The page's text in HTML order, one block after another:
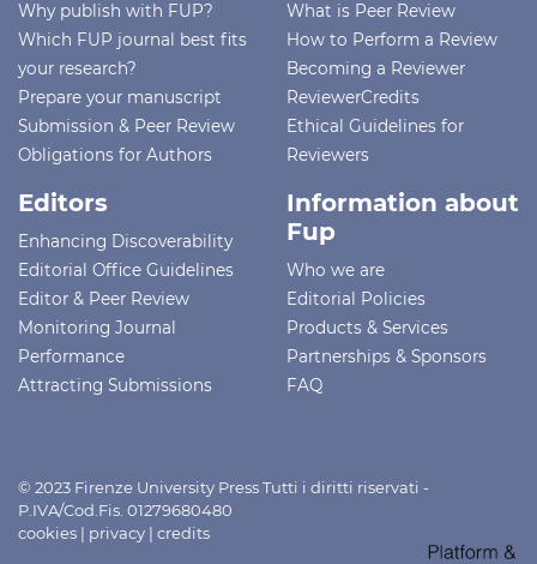
Why publish with FUP?
Which FUP journal best fits
your research?
Prepare your manuscript
Submission & Peer Review
Obligations for Authors
What is Peer Review
How to Perform a Review
Becoming a Reviewer
ReviewerCredits
Ethical Guidelines for
Reviewers
Editors
Enhancing Discoverability
Editorial Office Guidelines
Editor & Peer Review
Monitoring Journal
Performance
Attracting Submissions
Information about
Fup
Who we are
Editorial Policies
Products & Services
Partnerships & Sponsors
FAQ
© 2023 Firenze University Press Tutti i diritti riservati -
P.IVA/Cod.Fis. 01279680480
cookies | privacy | credits